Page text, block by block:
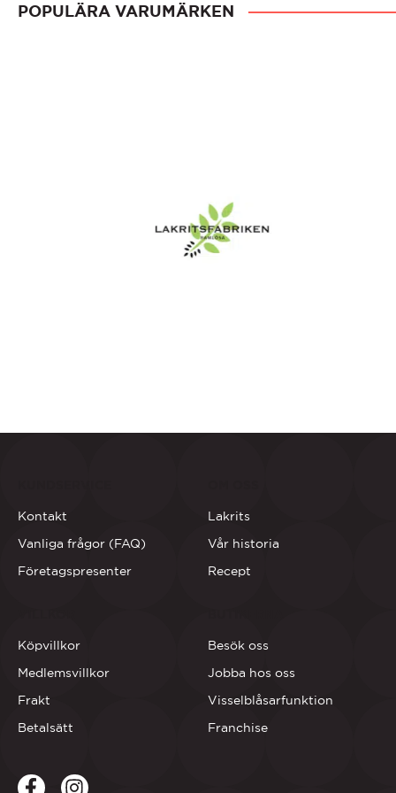
POPULÄRA VARUMÄRKEN
Kontakt
Vanliga frågor (FAQ)
Företagspresenter
Lakrits
Vår historia
Recept
Besök oss
Jobba hos oss
Visselblåsarfunktion
Franchise
Köpvillkor
Medlemsvillkor
Frakt
Betalsätt
FacebookLinkedIn